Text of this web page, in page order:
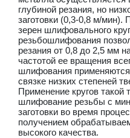
глубиной резания, но
заготовки (0,3-0,8 м/мин).
зерен шлифовального
резьбошлифования
резания от 0,8 до 2,5 мм
частотой ее вращения
шлифования применяются
связке низких степеней
Применение кругов такой
шлифование резьбы с
заготовки во время
получением
высокого качества.